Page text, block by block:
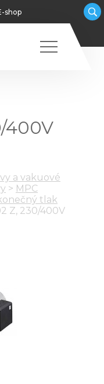
shop
400V
a vakuové
> MPC
tlak
Z, 230/400V